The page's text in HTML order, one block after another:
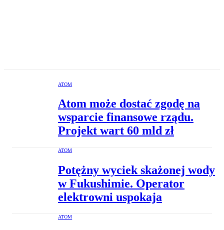
ATOM
Atom może dostać zgodę na
wsparcie finansowe rządu.
Projekt wart 60 mld zł
ATOM
Potężny wyciek skażonej wody
w Fukushimie. Operator
elektrowni uspokaja
ATOM